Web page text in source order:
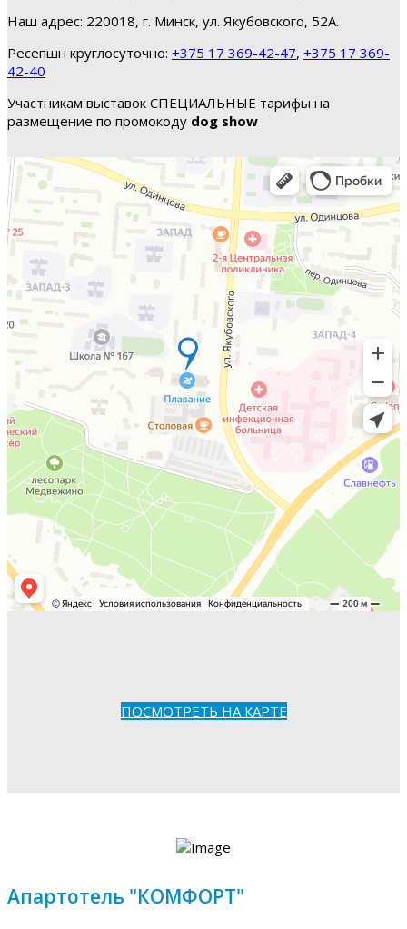
Наш адрес: 220018, г. Минск, ул. Якубовского, 52А.
Ресепшн круглосуточно: +375 17 369-42-47, +375 17 369-
42-40
Участникам выставок СПЕЦИАЛЬНЫЕ тарифы на
размещение по промокоду dog show
ПОСМОТРЕТЬ НА КАРТЕ
Апартотель "КОМФОРТ"